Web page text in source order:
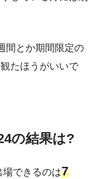
間とか期間限定の
たほうがいいで
の結果は?
できるのは7